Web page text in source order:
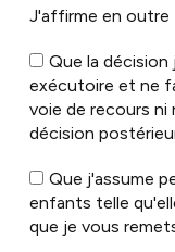
J'affirme en outre
Que la
exécutoire et ne
voie de recours ni
décision
Que j'assume
enfants telle
que je vous